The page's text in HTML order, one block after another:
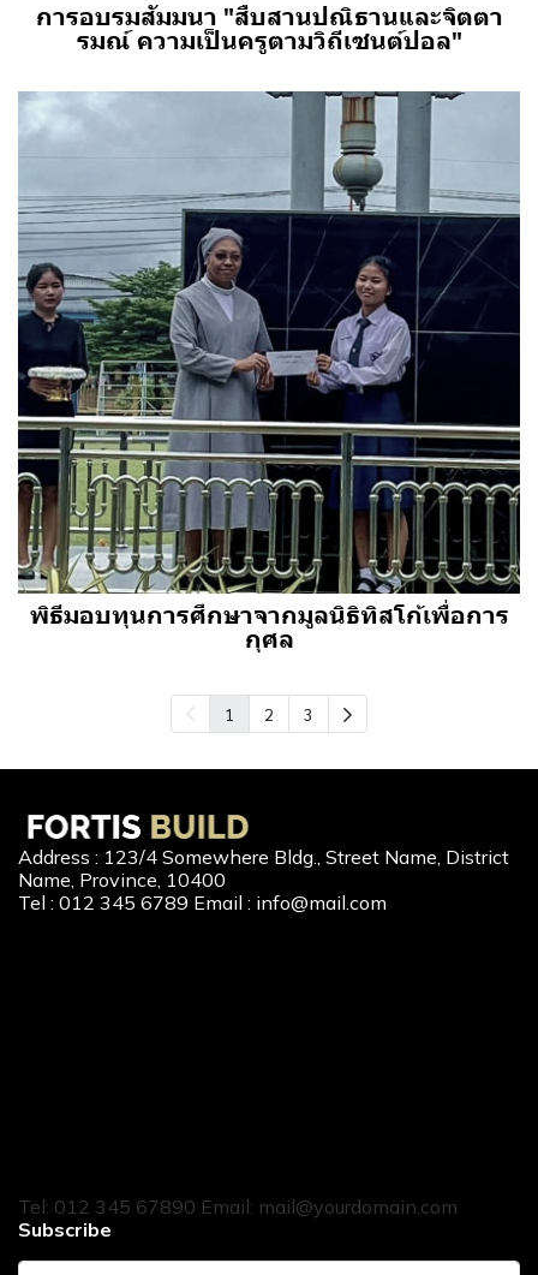
การอบรมสัมมนา "สืบสานปณิธานและจิตตา
รมณ์ ความเป็นครูตามวิถีเซนต์ปอล"
พิธีมอบทุนการศึกษาจากมูลนิธิทิสโก้เพื่อการ
กุศล
1 2 3
Address : 123/4 Somewhere Bldg., Street Name, District
Name, Province, 10400
Tel : 012 345 6789 Email : info@mail.com
Tel: 012 345 67890 Email: mail@yourdomain.com
Subscribe